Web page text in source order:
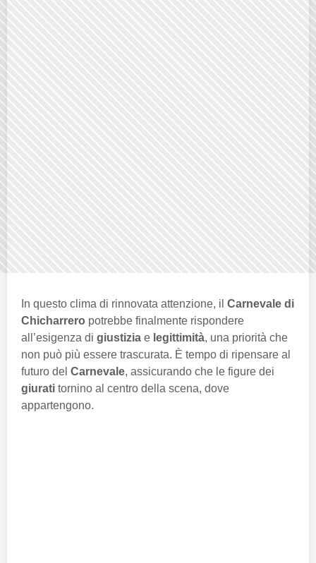
In questo clima di rinnovata attenzione, il Carnevale di
Chicharrero potrebbe finalmente rispondere
all’esigenza di giustizia e legittimità, una priorità che
non può più essere trascurata. È tempo di ripensare al
futuro del Carnevale, assicurando che le figure dei
giurati tornino al centro della scena, dove
appartengono.